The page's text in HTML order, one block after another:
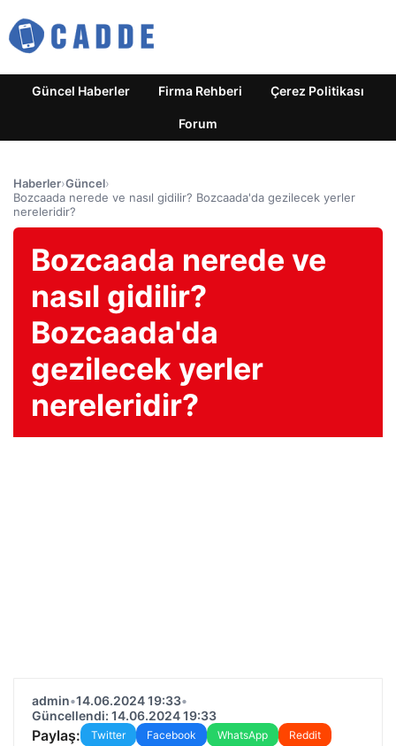
Güncel Haberler Firma Rehberi Çerez Politikası
Forum
Haberler›Güncel›
Bozcaada nerede ve nasıl gidilir? Bozcaada'da gezilecek yerler
nereleridir?
Bozcaada nerede ve
nasıl gidilir?
Bozcaada'da
gezilecek yerler
nereleridir?
admin•14.06.2024 19:33•
Güncellendi: 14.06.2024 19:33
Paylaş: Twitter Facebook WhatsApp
Reddit